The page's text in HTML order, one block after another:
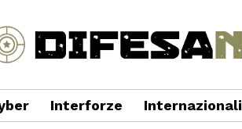
Interforze Internazionali